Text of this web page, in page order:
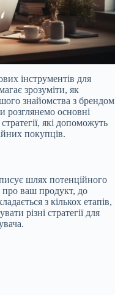
інструментів для
зрозуміти, як
знайомства з брендом
розглянемо основні
які допоможуть
покупців.
шлях потенційного
про ваш продукт, до
з кількох етапів,
різні стратегії для